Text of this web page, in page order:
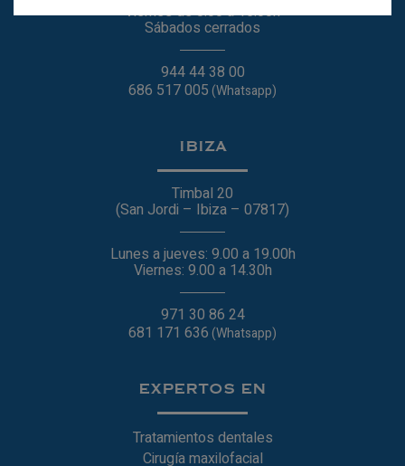
Viernes de 8.00 a 15.00h
Sábados cerrados
944 44 38 00
686 517 005(Whatsapp)
IBIZA
Timbal 20
(San Jordi – Ibiza – 07817)
Lunes a jueves: 9.00 a 19.00h
Viernes: 9.00 a 14.30h
971 30 86 24
681 171 636(Whatsapp)
EXPERTOS EN
Tratamientos dentales
Cirugía maxilofacial